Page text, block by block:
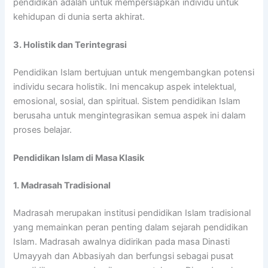
pendidikan adalah untuk mempersiapkan individu untuk
kehidupan di dunia serta akhirat.
3. Holistik dan Terintegrasi
Pendidikan Islam bertujuan untuk mengembangkan potensi
individu secara holistik. Ini mencakup aspek intelektual,
emosional, sosial, dan spiritual. Sistem pendidikan Islam
berusaha untuk mengintegrasikan semua aspek ini dalam
proses belajar.
Pendidikan Islam di Masa Klasik
1. Madrasah Tradisional
Madrasah merupakan institusi pendidikan Islam tradisional
yang memainkan peran penting dalam sejarah pendidikan
Islam. Madrasah awalnya didirikan pada masa Dinasti
Umayyah dan Abbasiyah dan berfungsi sebagai pusat